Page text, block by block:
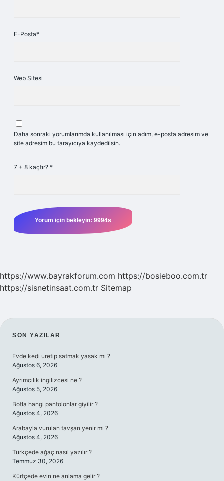
E-Posta*
Web Sitesi
Daha sonraki yorumlarımda kullanılması için adım, e-posta adresim ve
site adresim bu tarayıcıya kaydedilsin.
7 + 8 kaçtır? *
https://www.bayrakforum.com https://bosieboo.com.tr
https://sisnetinsaat.com.tr Sitemap
SIDEBAR
SON YAZILAR
Evde kedi uretip satmak yasak mı ?
Ağustos 6, 2026
Ayrımcılık ingilizcesi ne ?
Ağustos 5, 2026
Botla hangi pantolonlar giyilir ?
Ağustos 4, 2026
Arabayla vurulan tavşan yenir mi ?
Ağustos 4, 2026
Türkçede ağaç nasıl yazılır ?
Temmuz 30, 2026
Kürtçede evin ne anlama gelir ?